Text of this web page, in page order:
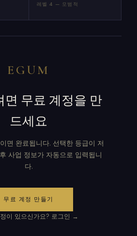
레벨 4 — 모범적
EGUM
면 무료 계정을 만
드세요
면 완료됩니다. 선택한 등급이 저
사업 정보가 자동으로 입력됩니
다.
무료 계정 만들기
이 있으신가요? 로그인 →